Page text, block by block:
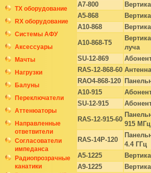
ТХ оборудование
RX оборудование
Системы АФУ
Аксессуары
Мачты
Нагрузки
Балуны
Переключатели
Аттенюаторы
Направленные
ответвители
Согласователи
импеданса
Радиопрозрачные
канатики
A7-800
A5-868
A10-868
A10-868-T5
луча
SU-12-869
RAS-12-868-60
RAO4-868-120
A10-915
SU-12-915
RAS-12-915-60
915 МГц
RAS-14P-120
4.4 ГГц
A5-1225
A9-1225